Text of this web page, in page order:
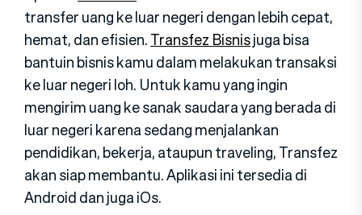
transfer uang ke luar negeri dengan lebih cepat,
hemat, dan efisien.Transfez Bisnisjuga bisa
bantuin bisnis kamu dalam melakukan transaksi
ke luar negeri loh. Untuk kamu yang ingin
mengirim uang ke sanak saudara yang berada di
luar negeri karena sedang menjalankan
pendidikan, bekerja, ataupun traveling, Transfez
akan siap membantu. Aplikasi ini tersedia di
Android dan juga iOs.